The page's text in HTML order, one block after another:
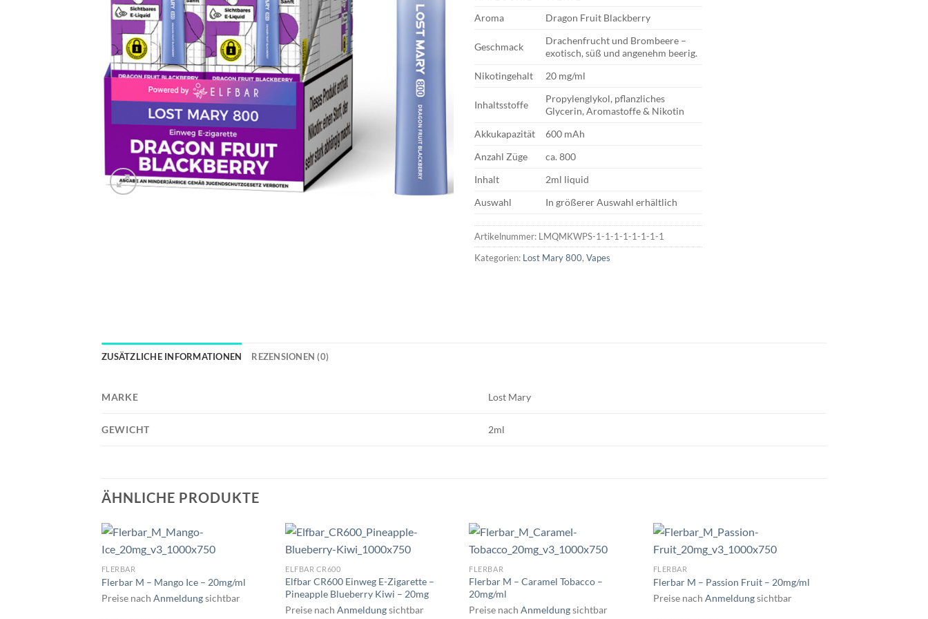
Aroma
Dragon Fruit Blackberry
Geschmack
Drachenfrucht und Brombeere –
exotisch, süß und angenehm beerig.
Nikotingehalt
20 mg/ml
Inhaltsstoffe
Propylenglykol, pflanzliches
Glycerin, Aromastoffe & Nikotin
Akkukapazität
600 mAh
Anzahl Züge
ca. 800
Inhalt
2ml liquid
Auswahl
In größerer Auswahl erhältlich
Artikelnummer: LMQMKWPS-1-1-1-1-1-1-1-1
Kategorien: Lost Mary 800, Vapes
ZUSÄTZLICHE INFORMATIONEN REZENSIONEN (0)
MARKE Lost Mary
GEWICHT 2ml
ÄHNLICHE PRODUKTE
FLERBAR
Flerbar M – Mango Ice – 20mg/ml
Preise nach Anmeldungsichtbar
ELFBAR CR600
Elfbar CR600 Einweg E-Zigarette –
Pineapple Blueberry Kiwi – 20mg
Preise nachAnmeldungsichtbar
FLERBAR
Flerbar M – Caramel Tobacco –
20mg/ml
Preise nachAnmeldungsichtbar
FLERBAR
Flerbar M – Passion Fruit – 20mg/ml
Preise nach Anmeldungsichtbar